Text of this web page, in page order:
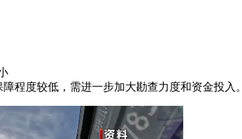
程度较低，需进一步加大勘查力度和资金投入。